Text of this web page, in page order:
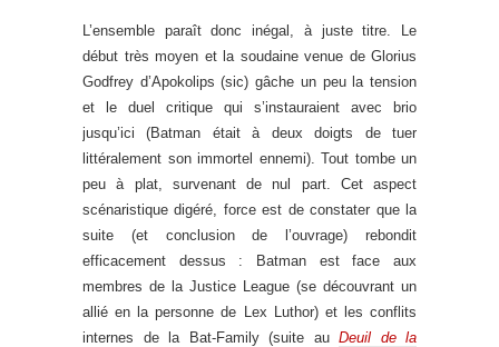
L’ensemble paraît donc inégal, à juste titre. Le
début très moyen et la soudaine venue de Glorius
Godfrey d’Apokolips (sic) gâche un peu la tension
et le duel critique qui s’instauraient avec brio
jusqu’ici (Batman était à deux doigts de tuer
littéralement son immortel ennemi). Tout tombe un
peu à plat, survenant de nul part. Cet aspect
scénaristique digéré, force est de constater que la
suite (et conclusion de l’ouvrage) rebondit
efficacement dessus : Batman est face aux
membres de la Justice League (se découvrant un
allié en la personne de Lex Luthor) et les conflits
internes de la Bat-Family (suite au Deuil de la